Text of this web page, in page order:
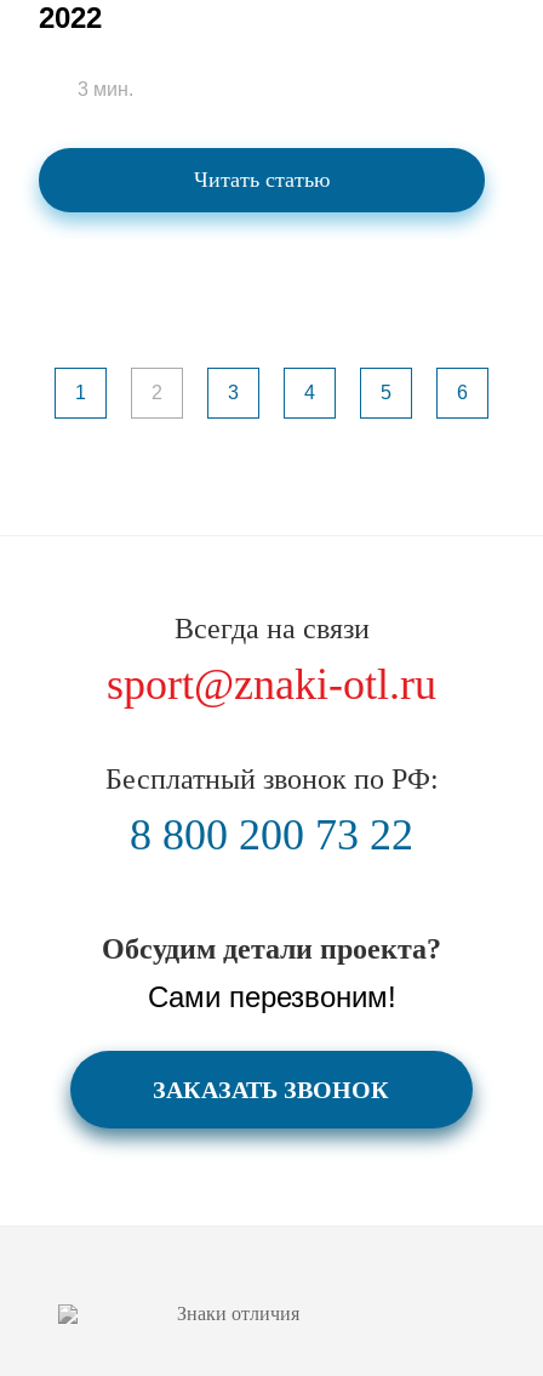
2022
3 мин.
Читать статью
1 2 3 4 5 6
Всегда на связи
sport@znaki-otl.ru
Бесплатный звонок по РФ:
8 800 200 73 22
Обсудим детали проекта?
Сами перезвоним!
ЗАКАЗАТЬ ЗВОНОК